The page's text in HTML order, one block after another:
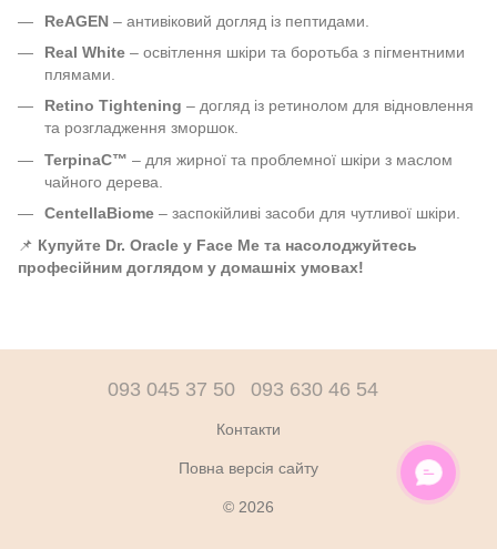
ReAGEN – антивіковий догляд із пептидами.
Real White – освітлення шкіри та боротьба з пігментними
плямами.
Retino Tightening – догляд із ретинолом для відновлення
та розгладження зморшок.
TerpinaC™ – для жирної та проблемної шкіри з маслом
чайного дерева.
CentellaBiome – заспокійливі засоби для чутливої шкіри.
📌 Купуйте Dr. Oracle у Face Me та насолоджуйтесь
професійним доглядом у домашніх умовах!
093 045 37 50 093 630 46 54
Контакти
Повна версія сайту
© 2026
ОНЛАЙН ЧАТ